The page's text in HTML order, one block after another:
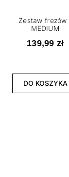
Zestaw frezów
MEDIUM
139,99 zł
DO KOSZYKA